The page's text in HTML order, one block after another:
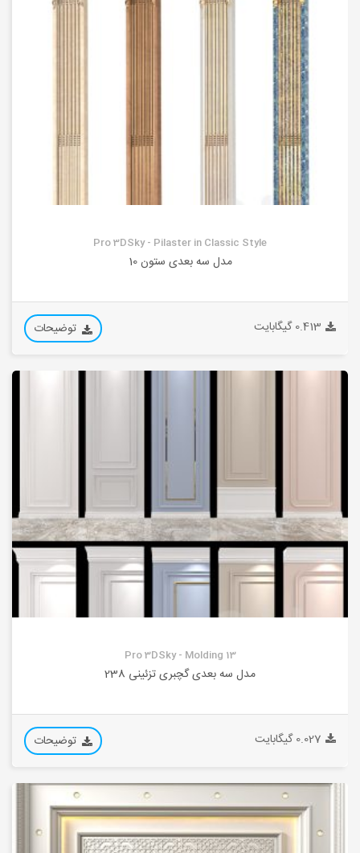
Pro 3DSky - Pilaster in Classic Style
مدل سه بعدی ستون 10
0.413 گیگابایت توضیحات
Pro 3DSky - Molding 13
مدل سه بعدی گچبری تزئینی 238
0.027 گیگابایت توضیحات